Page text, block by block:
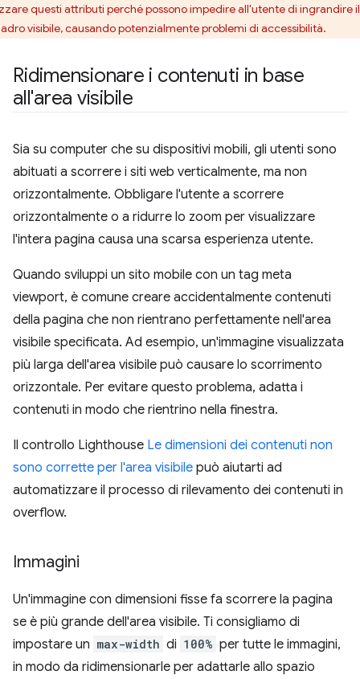
questi attributi perché possono impedire all'utente di ingrandire il
visibile, causando potenzialmente problemi di accessibilità.
Ridimensionare i contenuti in base
all'area visibile
Sia su computer che su dispositivi mobili, gli utenti sono
abituati a scorrere i siti web verticalmente, ma non
orizzontalmente. Obbligare l'utente a scorrere
orizzontalmente o a ridurre lo zoom per visualizzare
l'intera pagina causa una scarsa esperienza utente.
Quando sviluppi un sito mobile con un tag meta
viewport, è comune creare accidentalmente contenuti
della pagina che non rientrano perfettamente nell'area
visibile specificata. Ad esempio, un'immagine visualizzata
più larga dell'area visibile può causare lo scorrimento
orizzontale. Per evitare questo problema, adatta i
contenuti in modo che rientrino nella finestra.
Il controllo Lighthouse Le dimensioni dei contenuti non
sono corrette per l'area visibile può aiutarti ad
automatizzare il processo di rilevamento dei contenuti in
overflow.
Immagini
Un'immagine con dimensioni fisse fa scorrere la pagina
se è più grande dell'area visibile. Ti consigliamo di
impostare un max-width di 100% per tutte le immagini,
in modo da ridimensionarle per adattarle allo spazio